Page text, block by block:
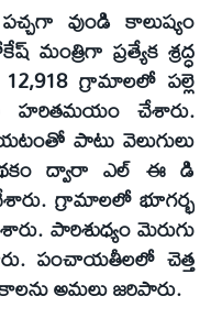
వుండి కాలుష్యం
ప్రత్యేక శ్రద్ధ
గ్రామాలలో పల్లె
హరితమయం చేశారు.
పాటు వెలుగులు
ద్వారా ఎల్ ఈ డి
గ్రామాలలో భూగర్భ
పారిశుధ్యం మెరుగు
పంచాయతీలలో చెత్త
అమలు జరిపారు.